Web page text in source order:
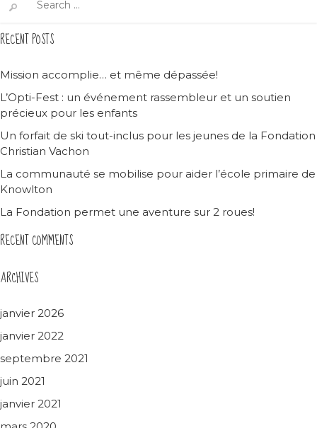
for:
RECENT POSTS
Mission accomplie… et même dépassée!
L’Opti-Fest : un événement rassembleur et un soutien
précieux pour les enfants
Un forfait de ski tout-inclus pour les jeunes de la Fondation
Christian Vachon
La communauté se mobilise pour aider l’école primaire de
Knowlton
La Fondation permet une aventure sur 2 roues!
RECENT COMMENTS
ARCHIVES
janvier 2026
janvier 2022
septembre 2021
juin 2021
janvier 2021